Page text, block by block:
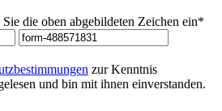
die oben abgebildeten Zeichen ein*
zur Kenntnis
und bin mit ihnen einverstanden.